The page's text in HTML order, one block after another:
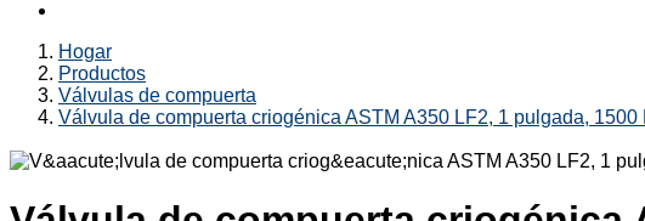
Hogar
Productos
Válvulas de compuerta
Válvula de compuerta criogénica ASTM A350 LF2, 1 pulgada, 1500